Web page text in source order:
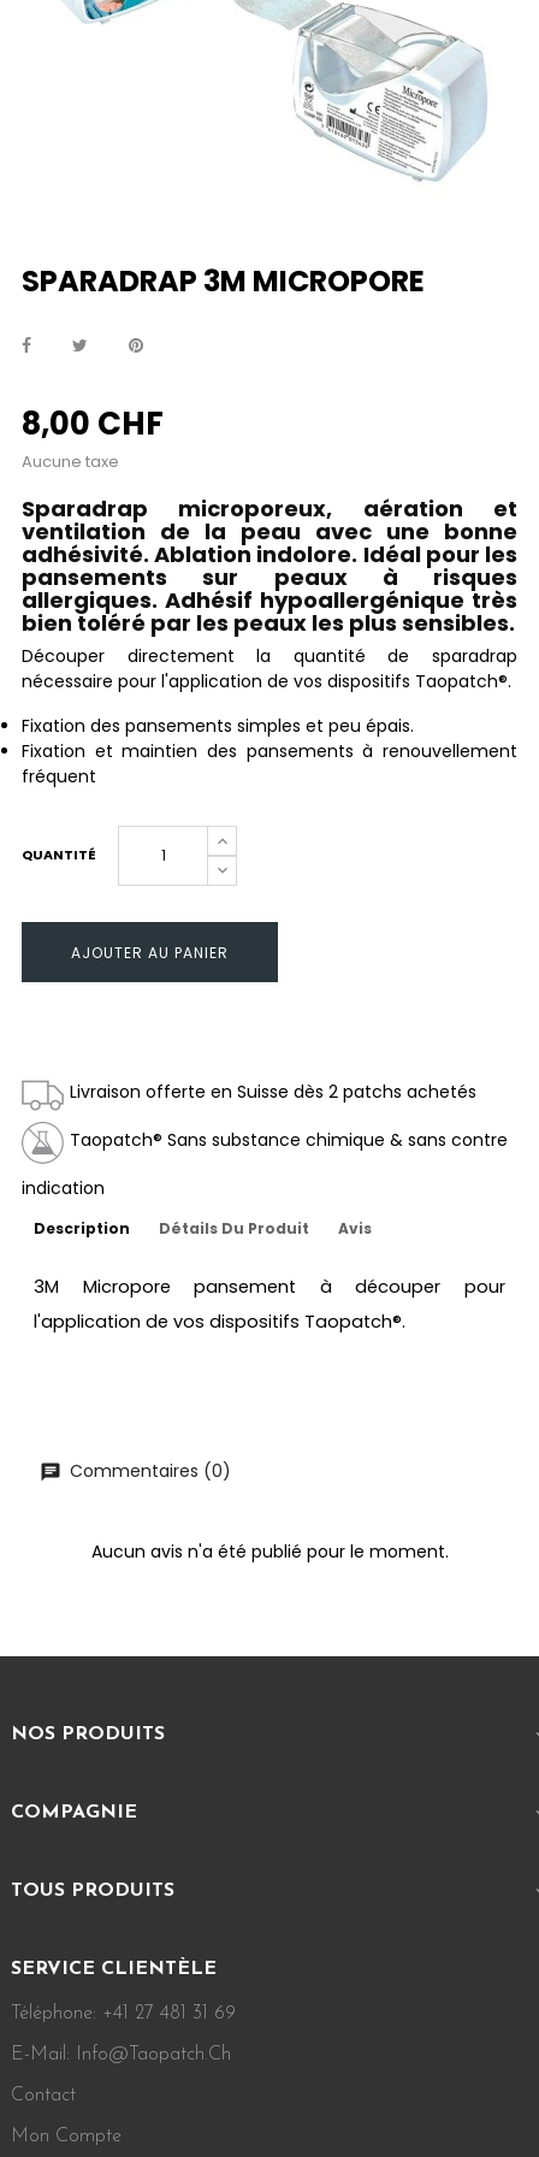
SPARADRAP 3M MICROPORE
8,00 CHF
Aucune taxe
Sparadrap microporeux, aération et
ventilation de la peau avec une bonne
adhésivité. Ablation indolore. Idéal pour les
pansements sur peaux à risques
allergiques. Adhésif hypoallergénique très
bien toléré par les peaux les plus sensibles.
Découper directement la quantité de sparadrap
nécessaire pour l'application de vos dispositifs Taopatch®.
Fixation des pansements simples et peu épais.
Fixation et maintien des pansements à renouvellement
fréquent
QUANTITÉ
AJOUTER AU PANIER
Livraison offerte en Suisse dès 2 patchs achetés
Taopatch® Sans substance chimique & sans contre
indication
Description Détails Du Produit Avis
3M Micropore pansement à découper pour
l'application de vos dispositifs Taopatch®.
Commentaires (0)
Aucun avis n'a été publié pour le moment.
NOS PRODUITS
COMPAGNIE
TOUS PRODUITS
SERVICE CLIENTÈLE
Téléphone: +41 27 481 31 69
E-Mail: Info@taopatch.ch
Contact
Mon Compte